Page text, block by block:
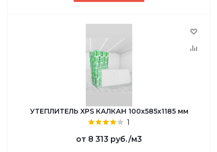
УТЕПЛИТЕЛЬ XPS КАЛКАН 100х585х1185 мм
1
от 8 313 руб./м3